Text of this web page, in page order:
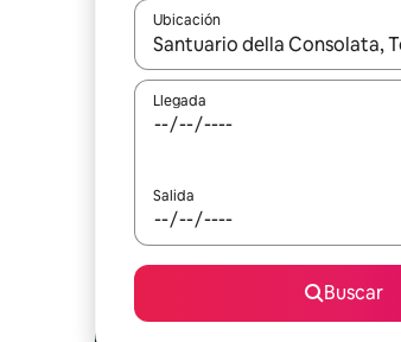
Ubicación
Cuando los resultados estén
Llegada
Salida
Buscar